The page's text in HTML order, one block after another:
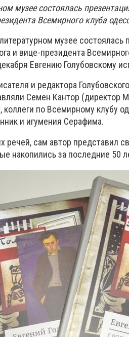
музее состоялась
Всемирного клуба
музее состоялась
и вице-президента
Евгению Голубовскому
и редактора
Семен Кантор (директор
коллеги по Всемирному клубу
и игумения Серафима.
речей, сам автор представил
накопились за последние 50